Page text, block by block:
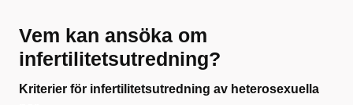
Vem kan ansöka om
infertilitetsutredning?
Kriterier för infertilitetsutredning av heterosexuella